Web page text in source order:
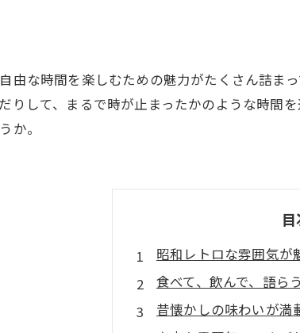
由な時間を楽しむための魅力がたくさん詰ま
りして、まるで時が止まったかのような時間
か。
昭和レトロな雰囲気が
食べて、飲んで、語らう
昔懐かしの味わいが満